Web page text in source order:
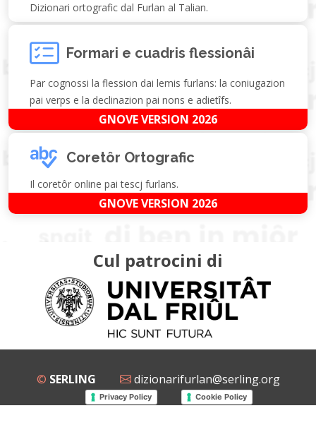
Dizionari ortografic dal Furlan al Talian.
Formari e cuadris flessionâi
Par cognossi la flession dai lemis furlans: la coniugazion
pai verps e la declinazion pai nons e adietîfs.
GNOVE VERSION 2026
Coretôr Ortografic
Il coretôr online pai tescj furlans.
GNOVE VERSION 2026
Cul patrocini di
© SERLING dizionarifurlan@serling.org
Privacy Policy Cookie Policy